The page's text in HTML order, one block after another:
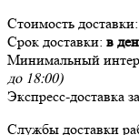
Стоимость доставки:
Срок доставки: в
Минимальный
до 18:00)
Экспресс-доставка за
Службы доставки